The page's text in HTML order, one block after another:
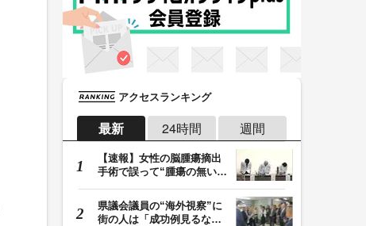
アクセスランキング
最新 24時間 週間
【速報】女性の脳腫瘍摘出
手術で誤って“腫瘍の無い部
県議会議員の“海外視察”に
街の人は「成功例見るなら